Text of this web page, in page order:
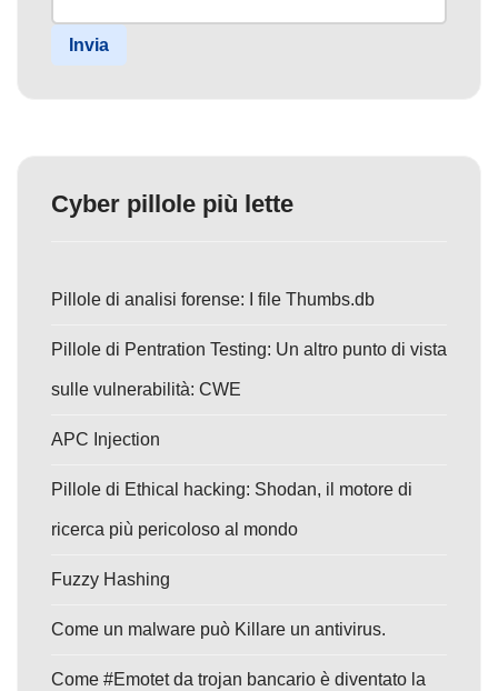
Invia
Cyber pillole più lette
Pillole di analisi forense: I file Thumbs.db
Pillole di Pentration Testing: Un altro punto di vista
sulle vulnerabilità: CWE
APC Injection
Pillole di Ethical hacking: Shodan, il motore di
ricerca più pericoloso al mondo
Fuzzy Hashing
Come un malware può Killare un antivirus.
Come #Emotet da trojan bancario è diventato la